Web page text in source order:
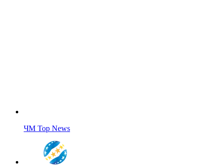
ЧМ Top News